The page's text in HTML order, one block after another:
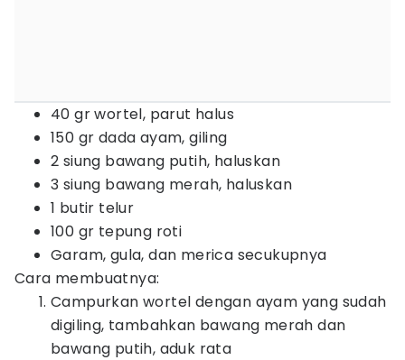
40 gr wortel, parut halus
150 gr dada ayam, giling
2 siung bawang putih, haluskan
3 siung bawang merah, haluskan
1 butir telur
100 gr tepung roti
Garam, gula, dan merica secukupnya
Cara membuatnya:
Campurkan wortel dengan ayam yang sudah
digiling, tambahkan bawang merah dan
bawang putih, aduk rata